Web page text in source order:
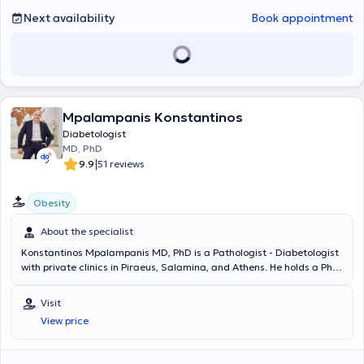
Next availability Book appointment
Mpalampanis Konstantinos
Diabetologist
MD, PhD
9.9|51 reviews
Obesity
About the specialist
Konstantinos Mpalampanis MD, PhD is a Pathologist - Diabetologist
with private clinics in Piraeus, Salamina, and Athens. He holds a PhD
earned his medical degree. He is certified in SCOPE (World Obesity
Federation), BLS/AED (Basic Life Support), and ILS/AED (Immediate
Life Support) by the European Resuscitation Council. He completed
his specialty training in Pathology at the 2nd Propaedeutic
Visit
View price